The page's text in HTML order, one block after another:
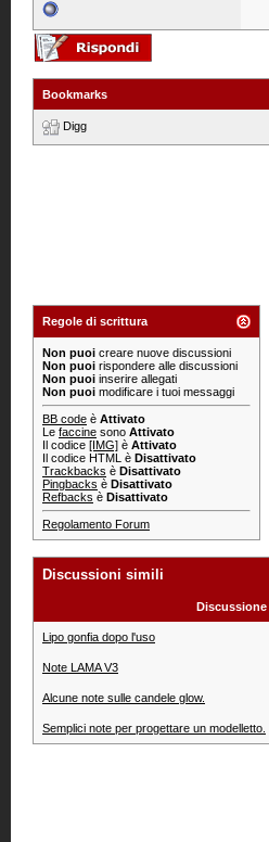
Bookmarks
Digg
Regole di scrittura
Non puoi creare nuove discussioni
Non puoi rispondere alle discussioni
Non puoi inserire allegati
Non puoi modificare i tuoi messaggi
BB code è Attivato
Le faccine sono Attivato
Il codice [IMG] è Attivato
Il codice HTML è Disattivato
Trackbacks è Disattivato
Pingbacks è Disattivato
Refbacks è Disattivato
Regolamento Forum
Discussioni simili
Discussione
Lipo gonfia dopo l'uso
Note LAMA V3
Alcune note sulle candele glow.
Semplici note per progettare un modelletto.